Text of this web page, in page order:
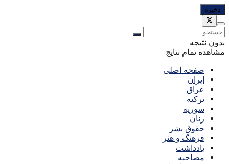
بدون نتیجه
مشاهده تمام نتایج
صفحه اصلی
ایران
عراق
ترکیه
سوریه
زنان
حقوق بشر
فرهنگ و هنر
یادداشت
مصاحبه